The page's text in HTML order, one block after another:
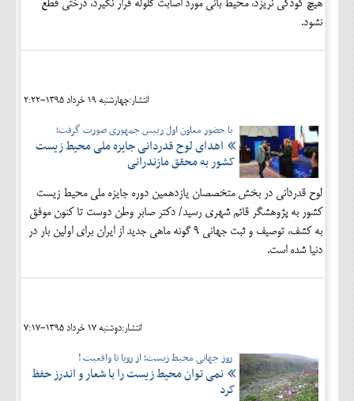
هیچ کودکی نریزد، محیط بانی مورد اصابت گلوله قرار نگیرد، درختی قطع
نشود.
انتشار:چهارشنبه 19 خرداد 1395-2:22
با حضور معاون اول رییس جمهوری صورت گرفت؛
اهدای لوح قدردانی جایزه ملی محیط زیست
کشور به محقق مازندرانی
لوح قدردانی در بخش متخصصان یازدهمین دوره جایزه ملی محیط زیست
کشور به پژوهشگر قائم شهری رسید/ دکتر صابر وطن دوست تا کنون موفق
به کشف، توصیف و ثبت جهانی 9 گونه ماهی جدید از ایران برای اولین بار در
دنیا شده است.
انتشار:دوشنبه 17 خرداد 1395-7:17
روز جهانی محیط زیست؛ از رویا تا واقعیت !
نمی توان محیط زیست را با شعار و اندرز حفظ
کرد